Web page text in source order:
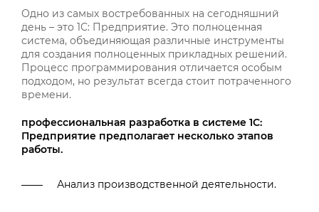
Одно из самых востребованных на сегодняшний
день – это 1С: Предприятие. Это полноценная
система, объединяющая различные инструменты
для создания полноценных прикладных решений.
Процесс программирования отличается особым
подходом, но результат всегда стоит потраченного
времени.
профессиональная разработка в системе 1С:
Предприятие предполагает несколько этапов
работы.
Анализ производственной деятельности.